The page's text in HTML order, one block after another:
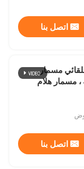
اتصل بنا
مسمار
، مسمار هلام
اتصل بنا